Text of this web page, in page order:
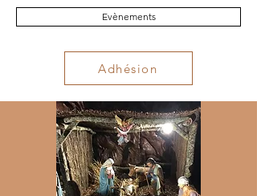
Evènements
Adhésion